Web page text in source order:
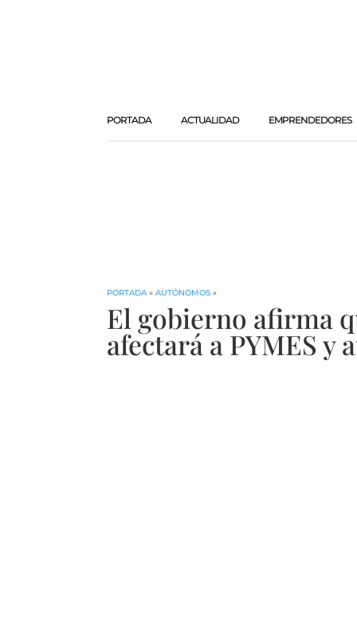
PORTADA ACTUALIDAD EMPRENDEDORES
PORTADA »AUTÓNOMOS »
El gobierno afirma
afectará a PYMES y